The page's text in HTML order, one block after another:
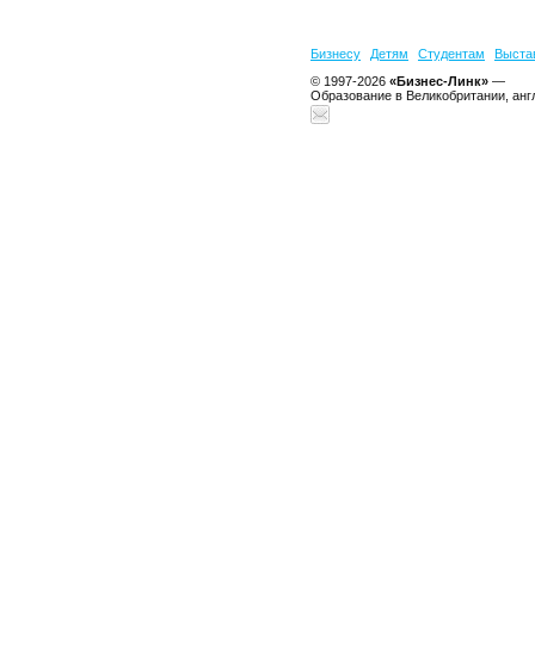
Бизнесу Детям Студентам
© 1997-2026 «Бизнес-Линк» —
Образование в Великобритании,